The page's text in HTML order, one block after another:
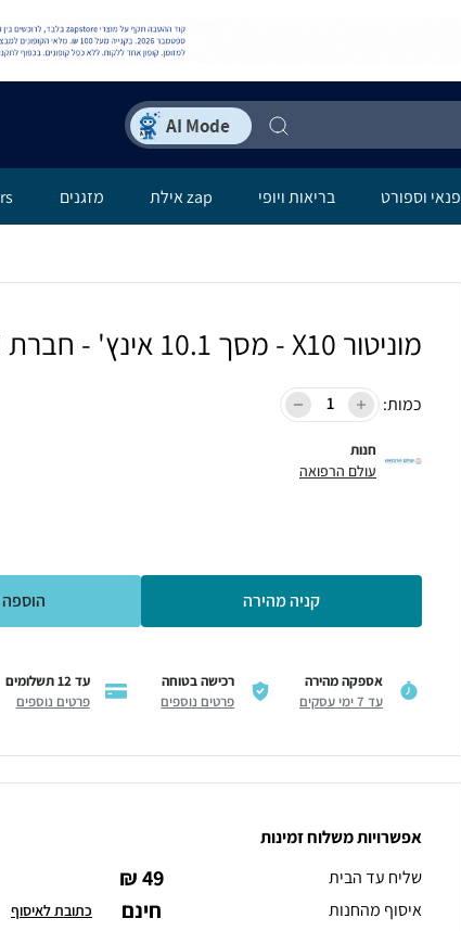
פנאי וספורט בריאות ויופי zap אילת מזגנים
מוניטור X10 - מסך 10.1 אינץ' - חברת EDAN
כמות:
חנות
עולם הרפואה
קניה מהירה
אספקה מהירה
עד 7 ימי עסקים
רכישה בטוחה
פרטים נוספים
עד 12 תשלומים
פרטים נוספים
אפשרויות משלוח זמינות
שליח עד הבית
49 ₪
איסוף מהחנות חינם כתובת לאיסוף